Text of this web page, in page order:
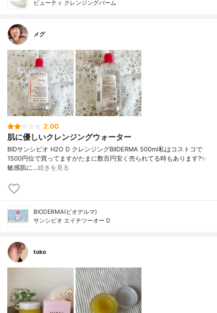
ビューティ クレンジングバーム
メグ
2.00
肌に優しいクレンジングウォーター
BIDサンシビオ H2O D クレンジングBIIDERMA 500ml私はコストコで
1500円位で買ってますがたまに数百円安く売られてる時もあります?✨
敏感肌に…続きを見る
BIODERMA(ビオデルマ)
サンシビオ エイチツーオー D
toko